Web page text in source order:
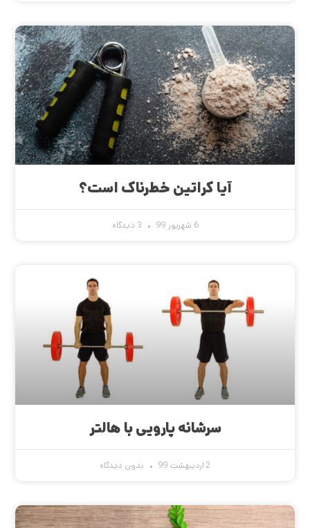
آیا کراتین خطرناک است؟
6 شهریور 99
سرشانه پارویی با هالتر
2 اردیبهشت 99 بدون دیدگاه